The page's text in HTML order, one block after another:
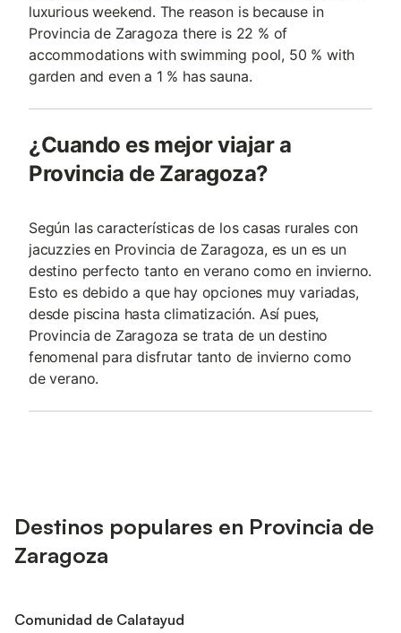
luxurious weekend. The reason is because in
Provincia de Zaragoza there is 22 % of
accommodations with swimming pool, 50 % with
garden and even a 1 % has sauna.
¿Cuando es mejor viajar a
Provincia de Zaragoza?
Según las características de los casas rurales con
jacuzzies en Provincia de Zaragoza, es un es un
destino perfecto tanto en verano como en invierno.
Esto es debido a que hay opciones muy variadas,
desde piscina hasta climatización. Así pues,
Provincia de Zaragoza se trata de un destino
fenomenal para disfrutar tanto de invierno como
de verano.
Destinos populares en Provincia de
Zaragoza
Comunidad de Calatayud